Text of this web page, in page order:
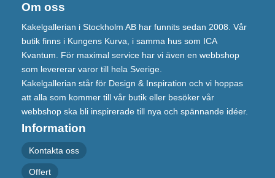
Om oss
Kakelgallerian i Stockholm AB har funnits sedan 2008. Vår
butik finns i Kungens Kurva, i samma hus som ICA
Kvantum. För maximal service har vi även en webbshop
som levererar varor till hela Sverige.
Kakelgallerian står för Design & Inspiration och vi hoppas
att alla som kommer till vår butik eller besöker vår
webbshop ska bli inspirerade till nya och spännande idéer.
Information
Kontakta oss
Offert